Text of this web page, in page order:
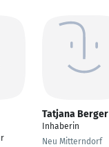
Tatjana Berger
Inhaberin
Neu Mitterndorf